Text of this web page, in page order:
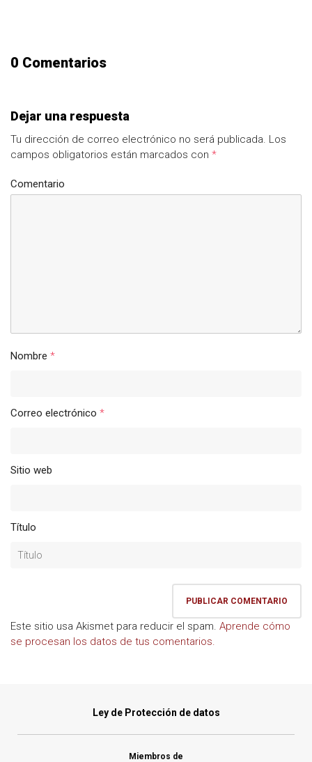
0 Comentarios
Dejar una respuesta
Tu dirección de correo electrónico no será publicada. Los
campos obligatorios están marcados con *
Comentario
Nombre *
Correo electrónico *
Sitio web
Título
Este sitio usa Akismet para reducir el spam. Aprende cómo
se procesan los datos de tus comentarios.
Ley de Protección de datos
Miembros de